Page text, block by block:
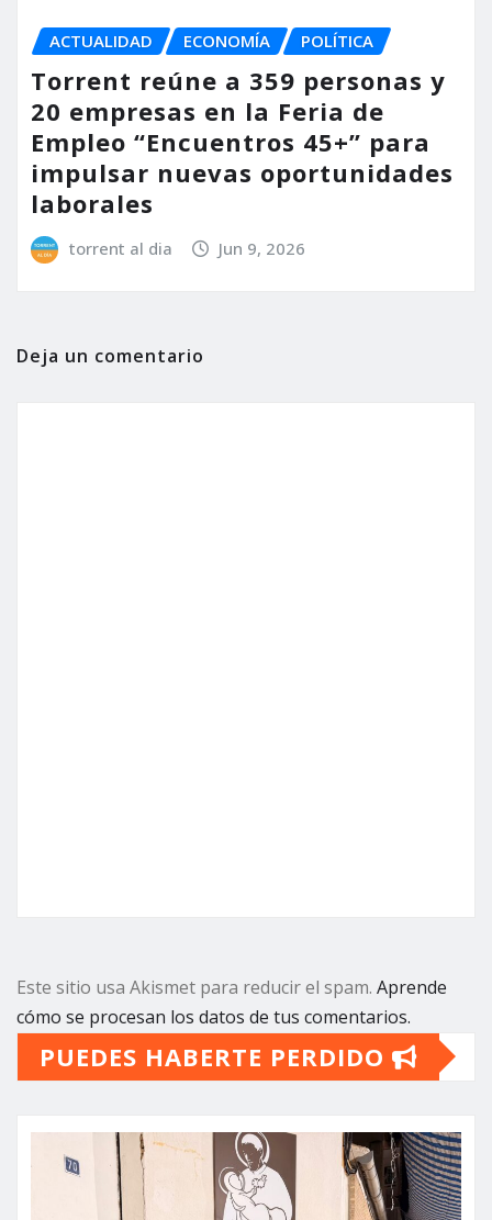
ACTUALIDAD ECONOMÍA POLÍTICA
Torrent reúne a 359 personas y
20 empresas en la Feria de
Empleo “Encuentros 45+” para
impulsar nuevas oportunidades
laborales
torrent al dia Jun 9, 2026
Deja un comentario
Este sitio usa Akismet para reducir el spam. Aprende
cómo se procesan los datos de tus comentarios.
PUEDES HABERTE PERDIDO